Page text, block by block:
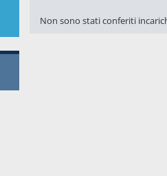
Non sono stati conferiti